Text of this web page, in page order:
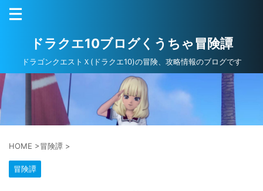
ドラクエ10ブログくうちゃ冒険譚
ドラゴンクエストＸ(ドラクエ10)の冒険、攻略情報のブログです
HOME >冒険譚 >
冒険譚